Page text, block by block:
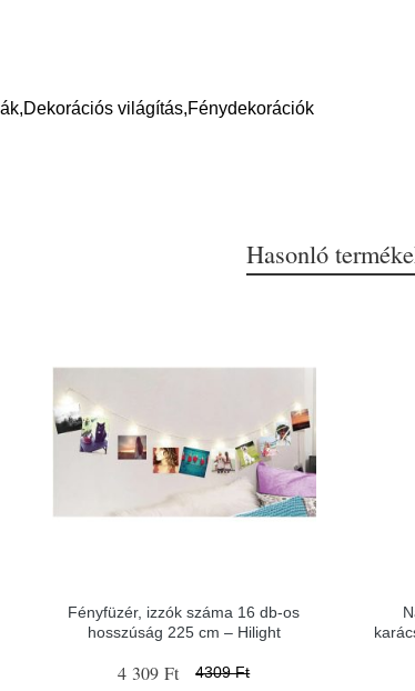
világítás,Fénydekorációk
Hasonló
Fényfüzér, izzók száma 16 db-os
hosszúság 225 cm – Hilight
4 309 Ft 4309 Ft